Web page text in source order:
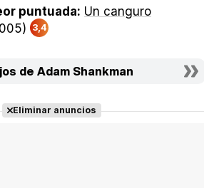
puntuada: Un canguro
3,4
de Adam Shankman
Eliminar anuncios